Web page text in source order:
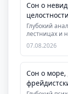
Сон о
Глубокий
лестницах и
интегр...
07.08.2026
Сон о море,